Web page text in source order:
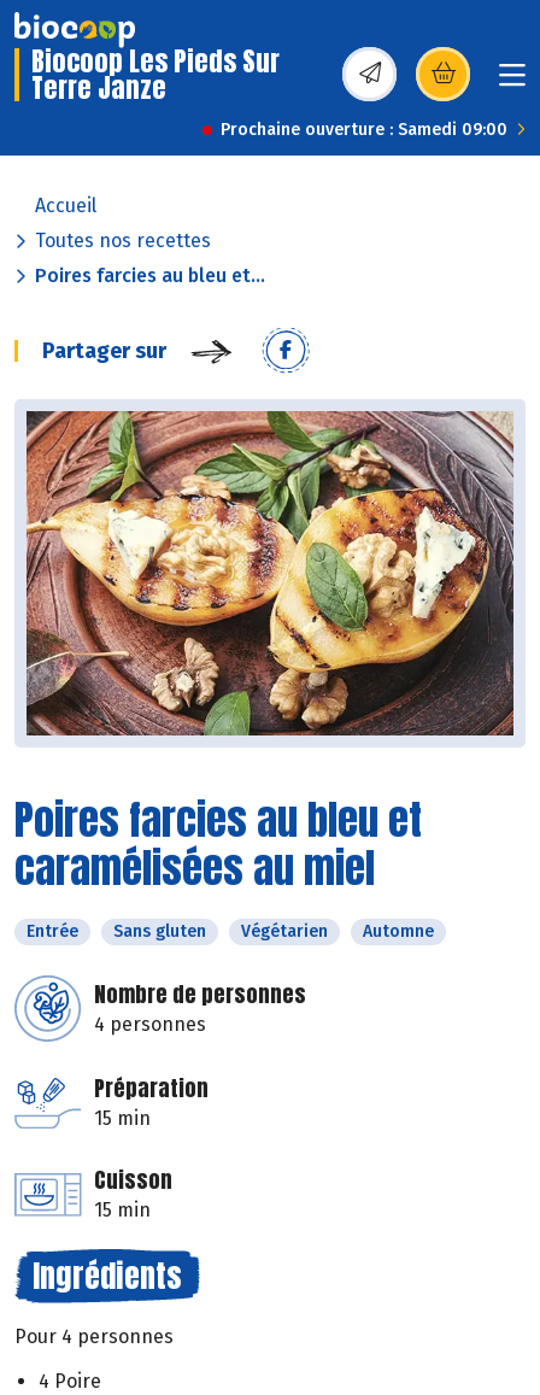
Biocoop Les Pieds Sur
Terre Janze (s’ouvre dans une
Prochaine ouverture : Samedi 09:00
Accueil
Toutes nos recettes
Poires farcies au bleu et...
Partager sur
Poires farcies au bleu et
caramélisées au miel
Entrée Sans gluten Végétarien Automne
Nombre de personnes
4 personnes
Préparation
15 min
Cuisson
15 min
Ingrédients
Pour 4 personnes
4 Poire